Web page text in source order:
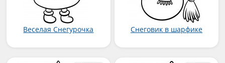
Веселая Снегурочка Снеговик в шарфике